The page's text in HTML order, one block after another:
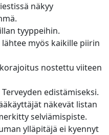
näkyy
tyyppeihin.
myös kaikille piirin
nostettu viiteen
edistämiseksi.
näkevät listan
selviämispiste.
ylläpitäjä ei kyennyt